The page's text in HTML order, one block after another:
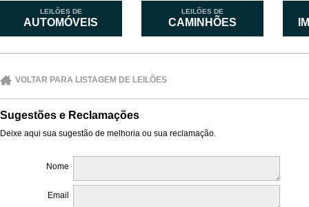
LEILÕES DE
AUTOMÓVEIS
LEILÕES DE
CAMINHÕES
VOLTAR PARA LISTAGEM DE LEILÕES
Sugestões e Reclamações
Deixe aqui sua sugestão de melhoria ou sua reclamação.
Nome
Email